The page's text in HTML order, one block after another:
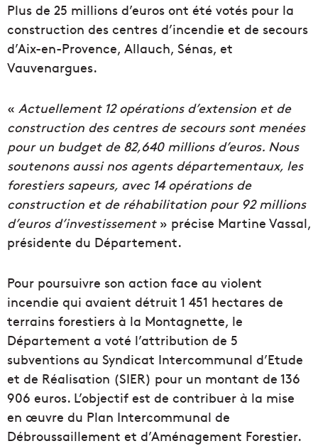
Plus de 25 millions d’euros ont été votés pour la
construction des centres d’incendie et de secours
d’Aix-en-Provence, Allauch, Sénas, et
Vauvenargues.
« Actuellement 12 opérations d’extension et de
construction des centres de secours sont menées
pour un budget de 82,640 millions d’euros. Nous
soutenons aussi nos agents départementaux, les
forestiers sapeurs, avec 14 opérations de
construction et de réhabilitation pour 92 millions
d’euros d’investissement» précise Martine Vassal,
présidente du Département.
Pour poursuivre son action face au violent
incendie qui avaient détruit 1 451 hectares de
terrains forestiers à la Montagnette, le
Département a voté l’attribution de 5
subventions au Syndicat Intercommunal d’Etude
et de Réalisation (SIER) pour un montant de 136
906 euros. L’objectif est de contribuer à la mise
en œuvre du Plan Intercommunal de
Débroussaillement et d’Aménagement Forestier.